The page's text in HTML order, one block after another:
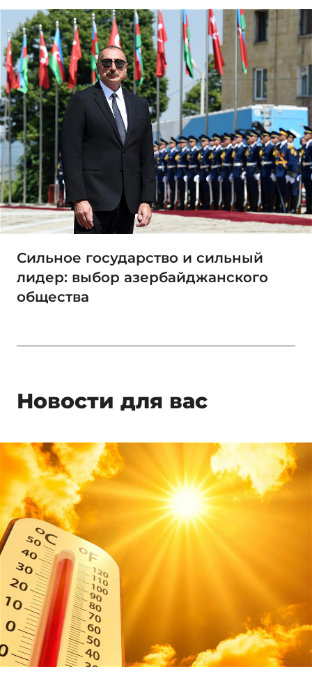
Сильное государство и сильный
лидер: выбор азербайджанского
общества
Новости для вас